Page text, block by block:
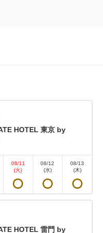
ト ツイン 禁煙
1~2名
共に最上階に位置す
HOTEL 東京 by
08/11
(火)
08/12
(水)
08/13
(木)
HOTEL 雷門 by